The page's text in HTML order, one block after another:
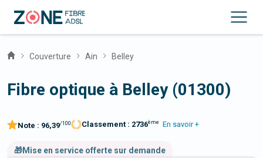
Couverture Ain Belley
Fibre optique à Belley (01300)
Note : 96,39/100 Classement : 2736ème En savoir +
🎁Mise en service offerte sur demande